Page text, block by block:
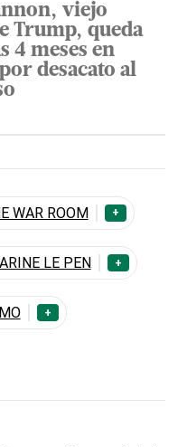
viejo
Trump, queda
4 meses en
desacato al
WAR ROOM +
LE PEN +
+